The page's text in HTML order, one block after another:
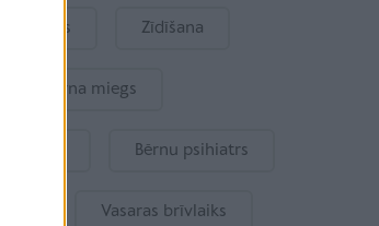
Zīdīšana
Bērna miegs
Bērnu psihiatrs
Vasaras brīvlaiks